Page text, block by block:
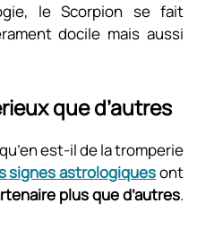
le Scorpion se fait
docile mais aussi
que d’autres
est-il de la tromperie
signes astrologiquesont
plus que d’autres.